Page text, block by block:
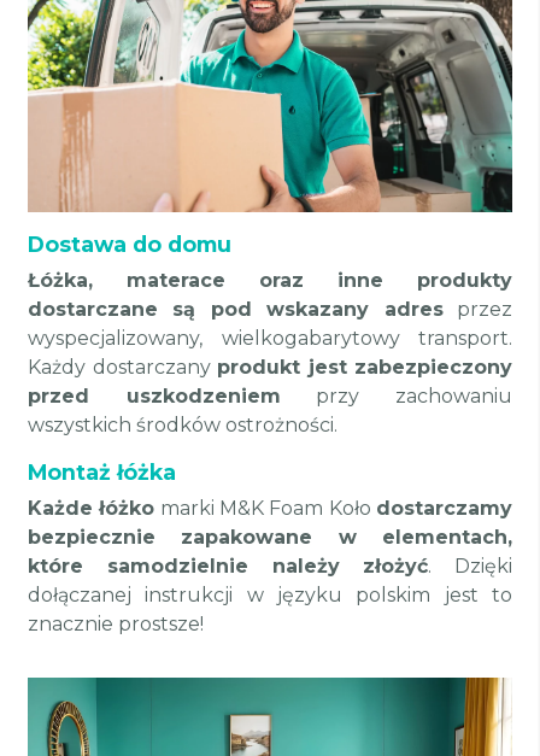
Dostawa do domu
Łóżka, materace oraz inne produkty
dostarczane są pod wskazany adresprzez
wyspecjalizowany, wielkogabarytowy transport.
Każdy dostarczany produkt jest zabezpieczony
przed uszkodzeniem przy zachowaniu
wszystkich środków ostrożności.
Montaż łóżka
Każde łóżko marki M&K Foam Koło dostarczamy
bezpiecznie zapakowane w elementach,
które samodzielnie należy złożyć. Dzięki
dołączanej instrukcji w języku polskim jest to
znacznie prostsze!